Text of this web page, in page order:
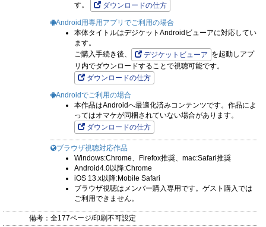
す。
ダウンロードの仕方
Android用専用アプリでご利用の場合
本体タイトルはデジケットAndroidビューアに対応してい
ます。
ご購入手続き後、
デジケットビューア を起動しアプ
リ内でダウンロードすることで視聴可能です。
ダウンロードの仕方
Androidでご利用の場合
本作品はAndroidへ最適化済みコンテンツです。作品によ
ってはオマケが同梱されていない場合があります。
ダウンロードの仕方
ブラウザ視聴対応作品
Windows:Chrome、Firefox推奨、mac:Safari推奨
Android4.0以降:Chrome
iOS 13.x以降:Mobile Safari
ブラウザ視聴はメンバー購入専用です。ゲスト購入では
ご利用できません。
備考： 全177ページ/印刷不可設定